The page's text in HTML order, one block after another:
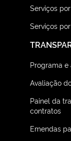
Serviços
Serviços
Programa e
Avaliação
Painel da
contratos
Emendas